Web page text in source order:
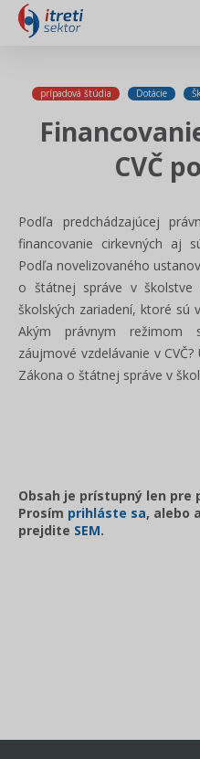
prípadová štúdia Dotácie
CVČ
Podľa predchádzajúcej
financovanie cirkevných aj
Podľa novelizovaného
o štátnej správe v školstve
školských zariadení, ktoré sú
Akým právnym režimom
záujmové vzdelávanie v
Zákona o štátnej správe v
Obsah je prístupný len pre
Prosím prihláste sa, alebo
prejdite SEM.